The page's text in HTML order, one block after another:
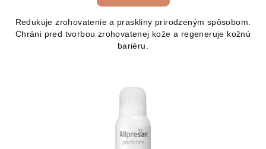
Redukuje zrohovatenie a praskliny prirodzeným spôsobom.
Chráni pred tvorbou zrohovatenej kože a regeneruje kožnú
bariéru.